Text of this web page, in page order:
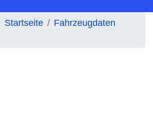
Startseite
Fahrzeugdaten